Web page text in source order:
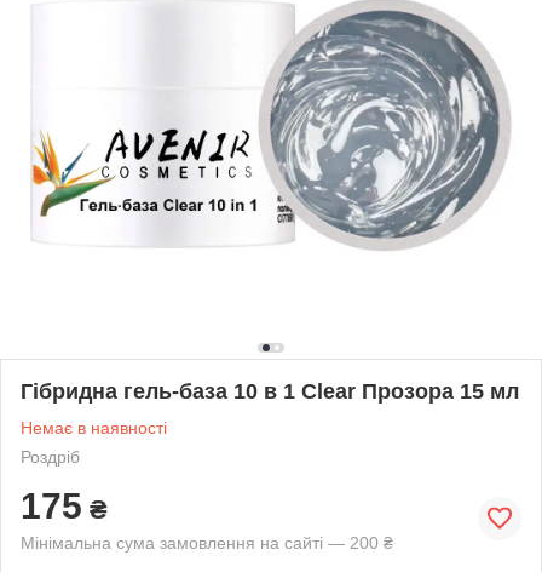
Гібридна гель-база 10 в 1 Clear Прозора 15 мл
Немає в наявності
Роздріб
175 ₴
Мінімальна сума замовлення на сайті — 200 ₴